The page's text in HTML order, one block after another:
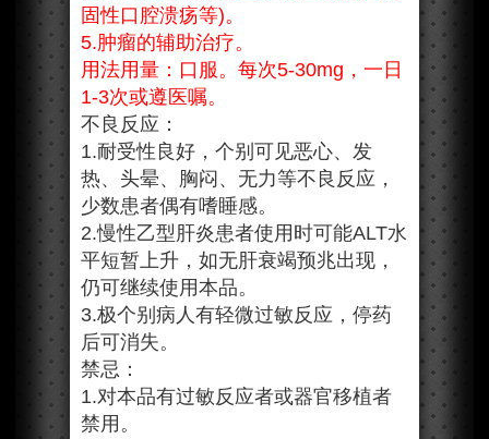
固性口腔溃疡等)。
5.肿瘤的辅助治疗。
用法用量：口服。每次5-30mg，一日
1-3次或遵医嘱。
不良反应：
1.耐受性良好，个别可见恶心、发
热、头晕、胸闷、无力等不良反应，
少数患者偶有嗜睡感。
2.慢性乙型肝炎患者使用时可能ALT水
平短暂上升，如无肝衰竭预兆出现，
仍可继续使用本品。
3.极个别病人有轻微过敏反应，停药
后可消失。
禁忌：
1.对本品有过敏反应者或器官移植者
禁用。